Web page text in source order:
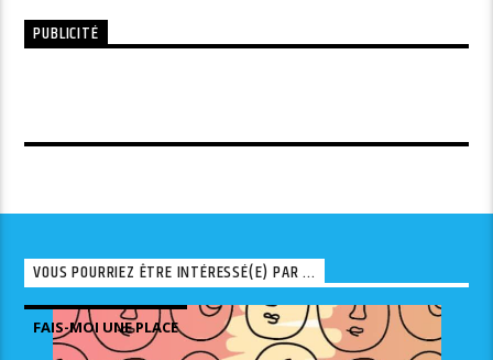
PUBLICITÉ
VOUS POURRIEZ ÊTRE INTÉRESSÉ(E) PAR ...
FAIS-MOI UNE PLACE